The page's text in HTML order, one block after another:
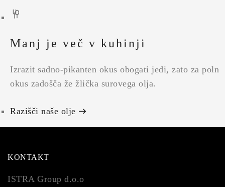
Manj je več v kuhinji
Izrazit sadno-pikanten okus obogati jedi, zato za poln
okus zadošča že žlička surovega olja.
Razišči naše olje
KONTAKT
ISTRA Group d.o.o